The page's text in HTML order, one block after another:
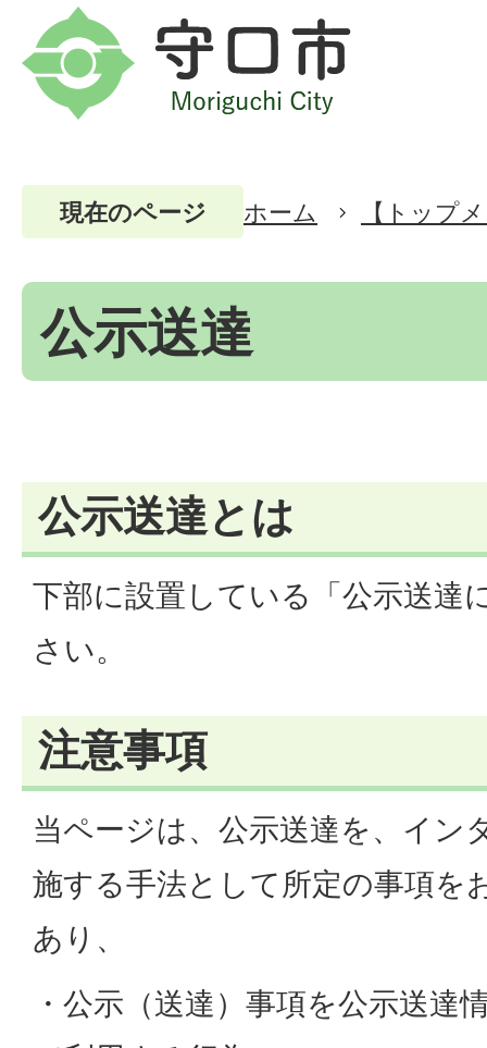
現在のページ ホーム 【トップ
公示送達
公示送達とは
下部に設置している「公示送達
さい。
注意事項
当ページは、公示送達を、イン
施する手法として所定の事項を
あり、
・公示（送達）事項を公示送達